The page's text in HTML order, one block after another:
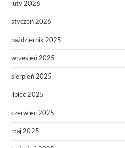
luty 2026
styczeń 2026
październik 2025
wrzesień 2025
sierpień 2025
lipiec 2025
czerwiec 2025
maj 2025